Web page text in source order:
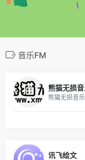
音乐FM
熊猫无损
熊猫无损音
讯飞绘文